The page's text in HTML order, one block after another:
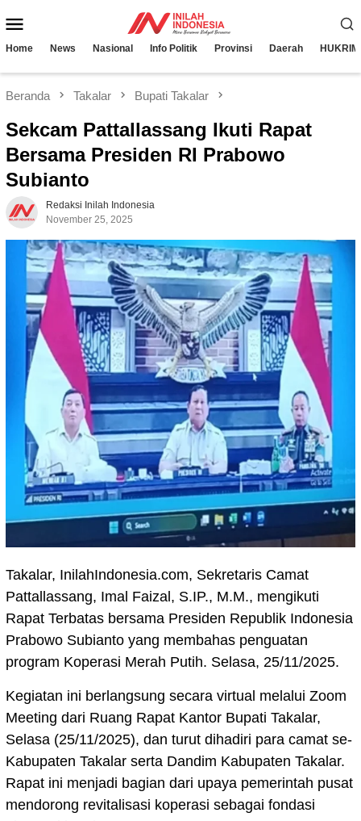
ke
Mobile
Home News Nasional Info Politik Provinsi Daerah HUKRIM
Beranda Takalar Bupati Takalar
Sekcam Pattallassang Ikuti Rapat
Bersama Presiden RI Prabowo
Subianto
Redaksi Inilah Indonesia
November 25, 2025
Takalar, InilahIndonesia.com, Sekretaris Camat
Pattallassang, Imal Faizal, S.IP., M.M., mengikuti
Rapat Terbatas bersama Presiden Republik Indonesia
Prabowo Subianto yang membahas penguatan
program Koperasi Merah Putih. Selasa, 25/11/2025.
Kegiatan ini berlangsung secara virtual melalui Zoom
Meeting dari Ruang Rapat Kantor Bupati Takalar,
Selasa (25/11/2025), dan turut dihadiri para camat se-
Kabupaten Takalar serta Dandim Kabupaten Takalar.
Rapat ini menjadi bagian dari upaya pemerintah pusat
mendorong revitalisasi koperasi sebagai fondasi